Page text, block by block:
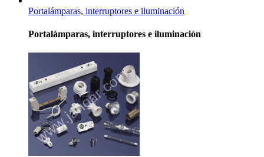
Portalámparas, interruptores e iluminación
Portalámparas, interruptores e iluminación